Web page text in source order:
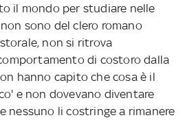
il mondo per studiare nelle
sono del clero romano
non si ritrova
di costoro dalla
hanno capito che cosa è il
e non dovevano diventare
nessuno li costringe a rimanere